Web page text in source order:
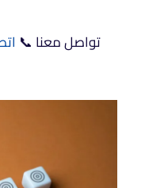
تواصل معنا 📞